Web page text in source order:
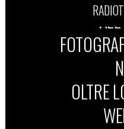
ALL
OLTRE